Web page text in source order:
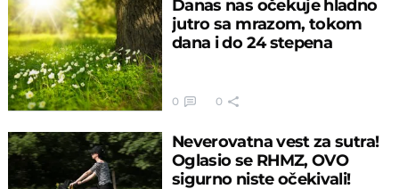
Danas nas očekuje hladno
jutro sa mrazom, tokom
dana i do 24 stepena
0 0
Neverovatna vest za sutra!
Oglasio se RHMZ, OVO
sigurno niste očekivali!